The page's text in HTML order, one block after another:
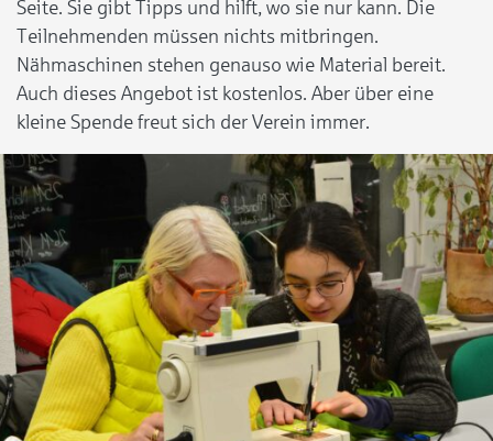
Seite. Sie gibt Tipps und hilft, wo sie nur kann. Die
Teilnehmenden müssen nichts mitbringen.
Nähmaschinen stehen genauso wie Material bereit.
Auch dieses Angebot ist kostenlos. Aber über eine
kleine Spende freut sich der Verein immer.